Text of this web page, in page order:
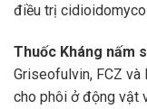
điều trị
Thuốc Kháng nấm
Griseofulvin, FCZ và
cho phôi ở động vật